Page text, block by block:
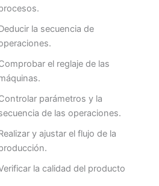
la secuencia de
el reglaje de las
parámetros y la
de las operaciones.
y ajustar el flujo de la
la calidad del producto